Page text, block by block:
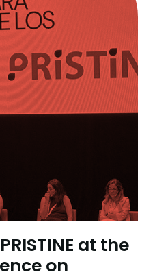
at the
on